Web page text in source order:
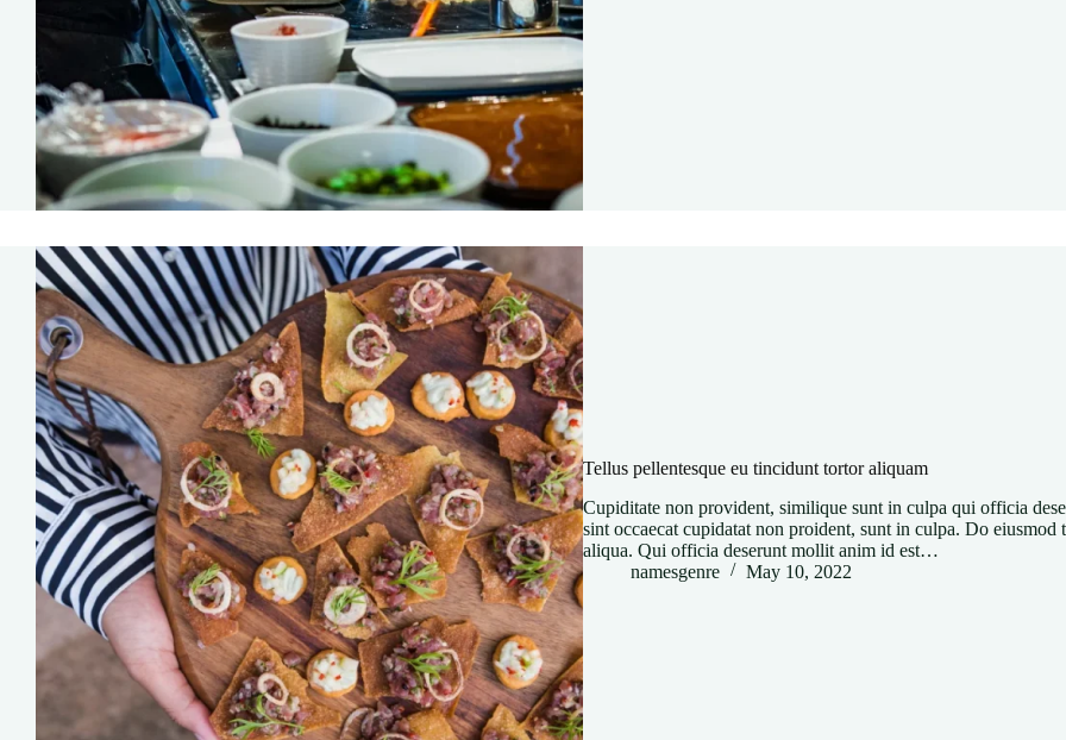
Tellus pellentesque eu tincidunt tortor aliquam
Cupiditate non provident, similique sunt in culpa qui officia
sint occaecat cupidatat non proident, sunt in culpa. Do
aliqua. Qui officia deserunt mollit anim id est…
namesgenre
May 10, 2022